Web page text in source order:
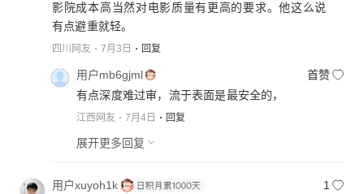
影院成本高当然对电影质量有更高的要求。他这么说
有点避重就轻。
四川网友 7月3日 回复
用户mb6gjml
首赞
有点深度难过审，流于表面是最安全的，
江西网友 7月4日 回复
展开更多回复
用户xuyoh1k
1